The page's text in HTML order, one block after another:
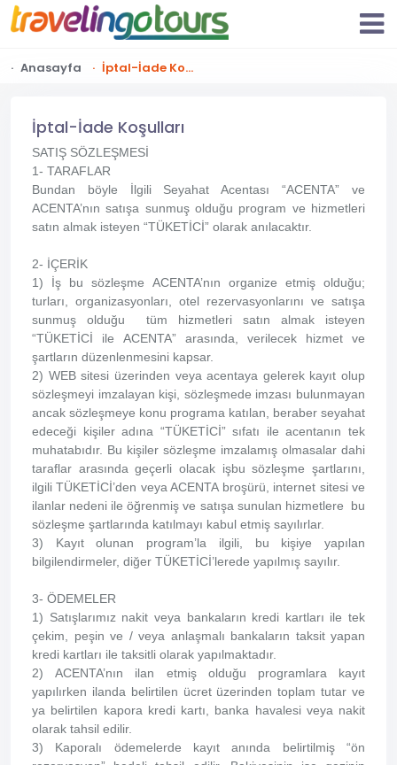
Anasayfa İptal-İade Koşulları
İptal-İade Koşulları
SATIŞ SÖZLEŞMESİ
1- TARAFLAR
Bundan böyle İlgili Seyahat Acentası “ACENTA” ve
ACENTA’nın satışa sunmuş olduğu program ve hizmetleri
satın almak isteyen “TÜKETİCİ” olarak anılacaktır.
2- İÇERİK
1) İş bu sözleşme ACENTA’nın organize etmiş olduğu;
turları, organizasyonları, otel rezervasyonlarını ve satışa
sunmuş olduğu tüm hizmetleri satın almak isteyen
“TÜKETİCİ ile ACENTA” arasında, verilecek hizmet ve
şartların düzenlenmesini kapsar.
2) WEB sitesi üzerinden veya acentaya gelerek kayıt olup
sözleşmeyi imzalayan kişi, sözleşmede imzası bulunmayan
ancak sözleşmeye konu programa katılan, beraber seyahat
edeceği kişiler adına “TÜKETİCİ” sıfatı ile acentanın tek
muhatabıdır. Bu kişiler sözleşme imzalamış olmasalar dahi
taraflar arasında geçerli olacak işbu sözleşme şartlarını,
ilgili TÜKETİCİ’den veya ACENTA broşürü, internet sitesi ve
ilanlar nedeni ile öğrenmiş ve satışa sunulan hizmetlere bu
sözleşme şartlarında katılmayı kabul etmiş sayılırlar.
3) Kayıt olunan program’la ilgili, bu kişiye yapılan
bilgilendirmeler, diğer TÜKETİCİ’lerede yapılmış sayılır.
3- ÖDEMELER
1) Satışlarımız nakit veya bankaların kredi kartları ile tek
çekim, peşin ve / veya anlaşmalı bankaların taksit yapan
kredi kartları ile taksitli olarak yapılmaktadır.
2) ACENTA’nın ilan etmiş olduğu programlara kayıt
yapılırken ilanda belirtilen ücret üzerinden toplam tutar ve
ya belirtilen kapora kredi kartı, banka havalesi veya nakit
olarak tahsil edilir.
3) Kaporalı ödemelerde kayıt anında belirtilmiş “ön